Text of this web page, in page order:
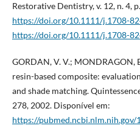
Restorative Dentistry, v. 12, n. 4,
https://doi.org/10.1111/j.1708-
https://doi.org/10.1111/j.1708-
GORDAN, V. V.; MONDRAGON,
resin-based composite:
and shade matching.
278, 2002. Disponível em:
https://pubmed.ncbi.nlm.nih.gov/